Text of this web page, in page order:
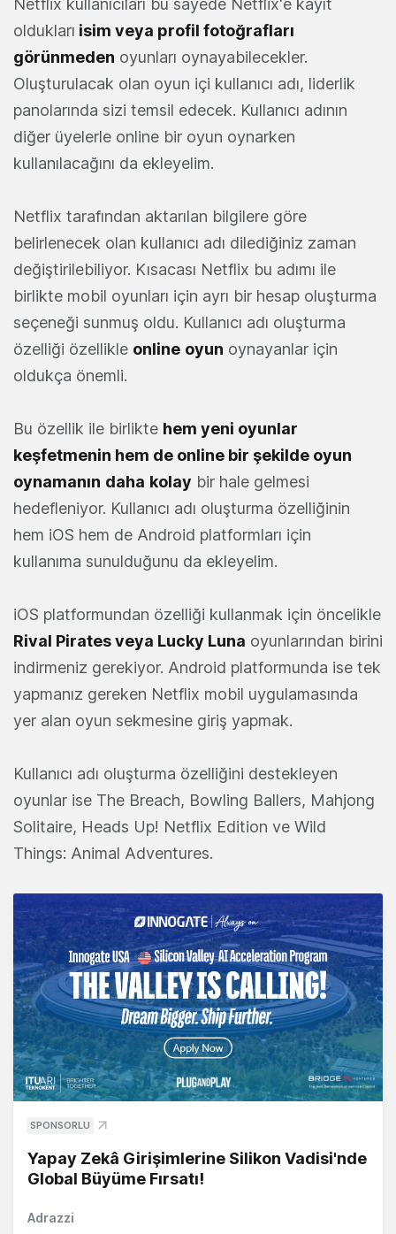
Netflix kullanıcıları bu sayede Netflix'e kayıt
oldukları isim veya profil fotoğrafları
görünmeden oyunları oynayabilecekler.
Oluşturulacak olan oyun içi kullanıcı adı, liderlik
panolarında sizi temsil edecek. Kullanıcı adının
diğer üyelerle online bir oyun oynarken
kullanılacağını da ekleyelim.
Netflix tarafından aktarılan bilgilere göre
belirlenecek olan kullanıcı adı dilediğiniz zaman
değiştirilebiliyor. Kısacası Netflix bu adımı ile
birlikte mobil oyunları için ayrı bir hesap oluşturma
seçeneği sunmuş oldu. Kullanıcı adı oluşturma
özelliği özellikle online oyun oynayanlar için
oldukça önemli.
Bu özellik ile birlikte hem yeni oyunlar
keşfetmenin hem de online bir şekilde oyun
oynamanın daha kolay bir hale gelmesi
hedefleniyor. Kullanıcı adı oluşturma özelliğinin
hem iOS hem de Android platformları için
kullanıma sunulduğunu da ekleyelim.
iOS platformundan özelliği kullanmak için öncelikle
Rival Pirates veya Lucky Luna oyunlarından birini
indirmeniz gerekiyor. Android platformunda ise tek
yapmanız gereken Netflix mobil uygulamasında
yer alan oyun sekmesine giriş yapmak.
Kullanıcı adı oluşturma özelliğini destekleyen
oyunlar ise The Breach, Bowling Ballers, Mahjong
Solitaire, Heads Up! Netflix Edition ve Wild
Things: Animal Adventures.
SPONSORLU
Yapay Zekâ Girişimlerine Silikon Vadisi'nde
Global Büyüme Fırsatı!
Adrazzi